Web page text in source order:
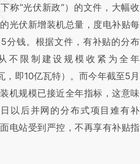
称“光伏新政”）的文件，大幅收
光伏新增装机总量，度电补贴每
分钱。根据文件，有补贴的分布
不限制建设规模收紧为全年
，即10亿瓦特）。而今年截至5月
机规模已接近全年指标，这意味
以后并网的分布式项目难有补
电站受到严控，不再享有补贴指